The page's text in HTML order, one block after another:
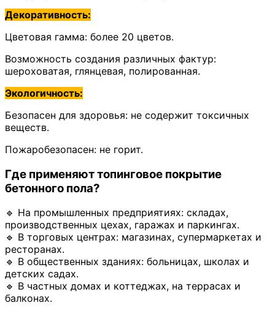
Декоративность:
Цветовая гамма: более 20 цветов.
Возможность создания различных фактур:
шероховатая, глянцевая, полированная.
Экологичность:
Безопасен для здоровья: не содержит токсичных
веществ.
Пожаробезопасен: не горит.
Где применяют топинговое покрытие
бетонного пола?
🔹 На промышленных предприятиях: складах,
производственных цехах, гаражах и паркингах.
🔹 В торговых центрах: магазинах, супермаркетах и
ресторанах.
🔹 В общественных зданиях: больницах, школах и
детских садах.
🔹 В частных домах и коттеджах, на террасах и
балконах.